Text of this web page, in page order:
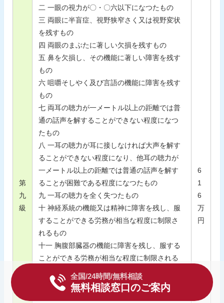
第
九
級
二 一眼の視力が〇・〇六以下になつたもの
三 両眼に半盲症、視野狭窄さく又は視野変状
を残すもの
四 両眼のまぶたに著しい欠損を残すもの
五 鼻を欠損し、その機能に著しい障害を残す
もの
六 咀嚼そしやく及び言語の機能に障害を残す
もの
七 両耳の聴力が一メートル以上の距離では普
通の話声を解することができない程度になつ
たもの
八 一耳の聴力が耳に接しなければ大声を解す
ることができない程度になり、他耳の聴力が
一メートル以上の距離では普通の話声を解す
ることが困難である程度になつたもの
九 一耳の聴力を全く失つたもの
十 神経系統の機能又は精神に障害を残し、服
することができる労務が相当な程度に制限さ
れるもの
十一 胸腹部臓器の機能に障害を残し、服する
ことができる労務が相当な程度に制限される
十二 一手のおや指又はおや指以外の二の手指
を失つたもの
6
1
6
万
円
全国/24時間/無料相談
無料相談窓口のご案内